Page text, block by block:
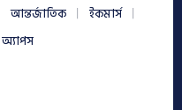
আন্তর্জাতিক
ইকমার্স
অ্যাপস